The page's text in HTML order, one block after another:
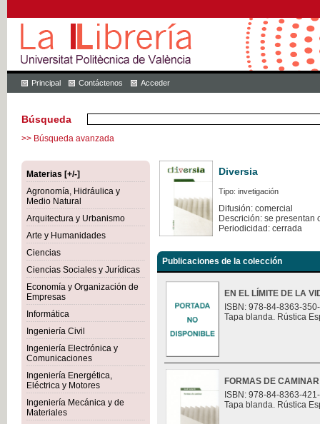
Principal Contáctenos Acceder
Búsqueda
>> Búsqueda avanzada
Materias [+/-]
Agronomía, Hidráulica y
Medio Natural
Arquitectura y Urbanismo
Arte y Humanidades
Ciencias
Ciencias Sociales y Jurídicas
Economía y Organización de
Empresas
Informática
Ingeniería Civil
Ingeniería Electrónica y
Comunicaciones
Ingeniería Energética,
Eléctrica y Motores
Ingeniería Mecánica y de
Materiales
Diversia
Tipo: invetigación
Difusión: comercial
Descrición: se presentan
Periodicidad: cerrada
Publicaciones de la colección
EN EL LÍMITE DE LA
ISBN: 978-84-8363-
Tapa blanda. Rústica
FORMAS DE CAMINAR
ISBN: 978-84-8363-
Tapa blanda. Rústica